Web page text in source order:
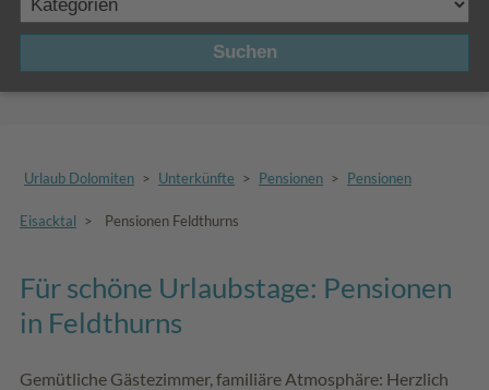
Suchen
Urlaub Dolomiten > Unterkünfte > Pensionen > Pensionen
Eisacktal > Pensionen Feldthurns
Für schöne Urlaubstage: Pensionen
in Feldthurns
Gemütliche Gästezimmer, familiäre Atmosphäre: Herzlich